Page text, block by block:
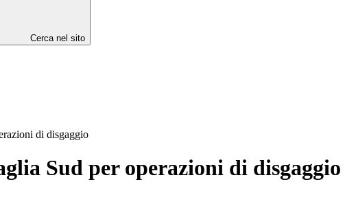
Cerca nel sito
di disgaggio
Sud per operazioni di disgaggio